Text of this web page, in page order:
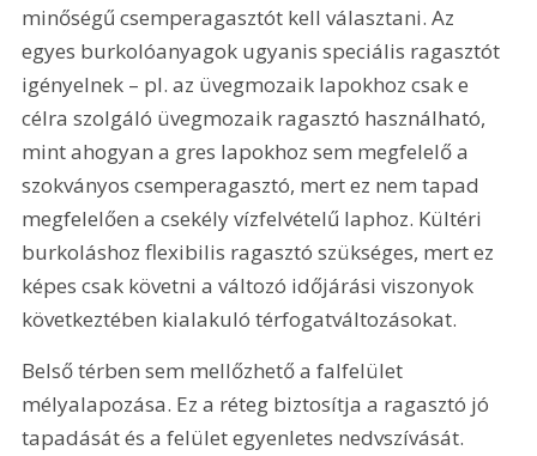
minőségű csemperagasztót kell választani. Az
egyes burkolóanyagok ugyanis speciális ragasztót
igényelnek – pl. az üvegmozaik lapokhoz csak e
célra szolgáló üvegmozaik ragasztó használható,
mint ahogyan a gres lapokhoz sem megfelelő a
szokványos csemperagasztó, mert ez nem tapad
megfelelően a csekély vízfelvételű laphoz. Kültéri
burkoláshoz flexibilis ragasztó szükséges, mert ez
képes csak követni a változó időjárási viszonyok
következtében kialakuló térfogatváltozásokat.
Belső térben sem mellőzhető a falfelület
mélyalapozása. Ez a réteg biztosítja a ragasztó jó
tapadását és a felület egyenletes nedvszívását.